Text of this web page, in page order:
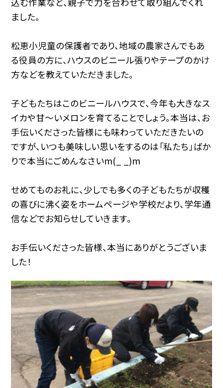
ました。
松恵小児童の保護者であり、地域の農家さんでもあ
る役員の方に、ハウスのビニール張りやテープのかけ
方などを教えていただきました。
子どもたちはこのビニールハウスで、今年も大きなス
イカや甘〜いメロンを育てることでしょう。本当は、お
手伝いくださった皆様にも味わっていただきたいの
ですが、いつも美味しい思いをするのは「私たち」ばか
りで本当にごめんなさいm(_ _)m
せめてものお礼に、少しでも多くの子どもたちが収穫
の喜びに沸く姿をホームページや学校だより、学年通
信などでお知らせしていきます。
お手伝いくださった皆様、本当にありがとうございま
した！